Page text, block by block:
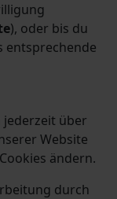
), oder bis du
entsprechende
jederzeit über
Website
ändern.
durch